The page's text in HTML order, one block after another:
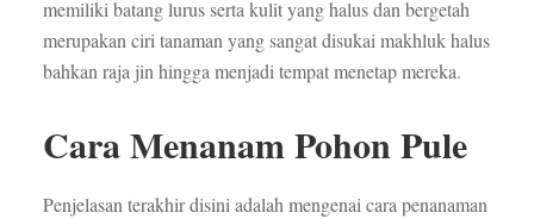
memiliki batang lurus serta kulit yang halus dan bergetah
merupakan ciri tanaman yang sangat disukai makhluk halus
bahkan raja jin hingga menjadi tempat menetap mereka.
Cara Menanam Pohon Pule
Penjelasan terakhir disini adalah mengenai cara penanaman